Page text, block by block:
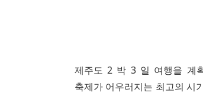
제주도 2 박 3 일 여행을 계
축제가 어우러지는 최고의 시